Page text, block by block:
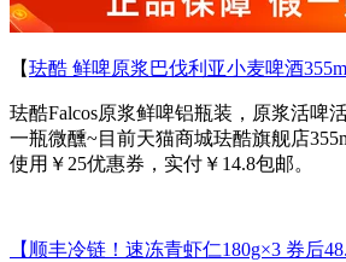
【珐酷 鲜啤原浆巴伐利亚小麦啤酒
珐酷Falcos原浆鲜啤铝瓶装，原浆活啤
一瓶微醺~目前天猫商城珐酷旗舰店
使用￥25优惠券，实付￥14.8包邮。
【顺丰冷链！速冻青虾仁180g×3 券后